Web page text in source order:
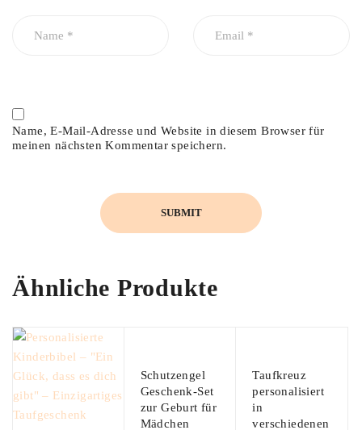
Name, E-Mail-Adresse und Website in diesem Browser für
meinen nächsten Kommentar speichern.
Ähnliche Produkte
Schutzengel
Geschenk-Set
zur Geburt für
Mädchen
Taufkreuz
personalisiert
in
verschiedenen